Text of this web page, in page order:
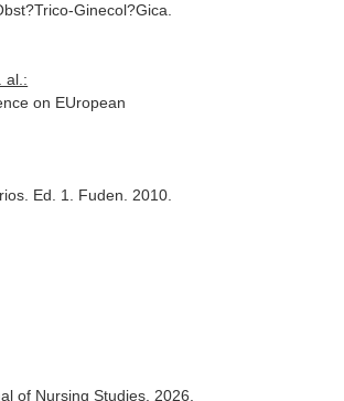
Ginecol?Gica
al.:
on EUropean
. Ed. 1. Fuden. 2010.
of Nursing Studies . 2026.